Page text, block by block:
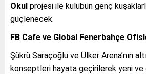
Okul projesi ile kulübün genç
güçlenecek.
FB Cafe ve Global Fenerbahçe
Şükrü Saraçoğlu ve Ülker Arena’nın
konseptleri hayata geçirilerek yeni